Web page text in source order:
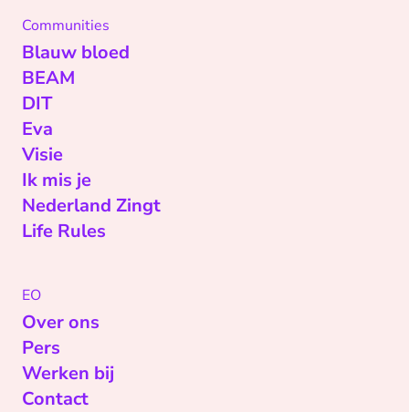
Communities
Blauw bloed
BEAM
DIT
Eva
Visie
Ik mis je
Nederland Zingt
Life Rules
EO
Over ons
Pers
Werken bij
Contact